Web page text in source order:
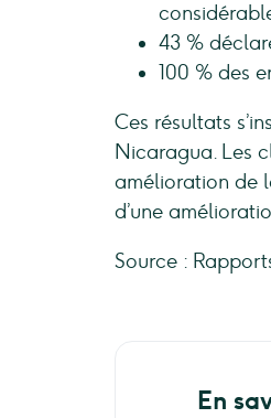
43 %
100 % des
Ces résultats
Nicaragua. Les
amélioration de
d’une
Source :
En